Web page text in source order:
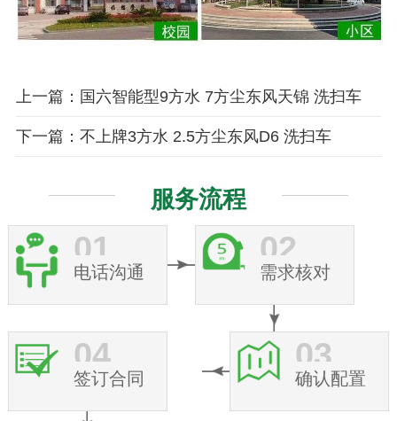
上一篇：国六智能型9方水 7方尘东风天锦 洗扫车
下一篇：不上牌3方水 2.5方尘东风D6 洗扫车
服务流程
01
电话沟通
02
需求核对
03
确认配置
04
签订合同